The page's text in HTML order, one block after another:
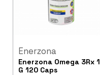
Enerzona
Enerzona Omega 3Rx 1
G 120 Caps